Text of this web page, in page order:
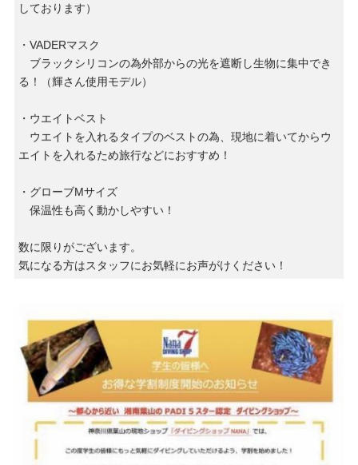
しております）
・VADERマスク
ブラックシリコンの為外部からの光を遮断し生物に集中でき
る！（輝さん使用モデル）
・ウエイトベスト
ウエイトを入れるタイプのベストの為、現地に着いてからウ
エイトを入れるため旅行などにおすすめ！
・グローブMサイズ
保温性も高く動かしやすい！
数に限りがございます。
気になる方はスタッフにお気軽にお声がけください！